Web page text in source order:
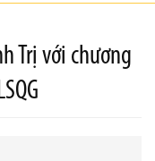
Trị với chương